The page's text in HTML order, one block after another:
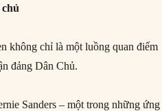
không chỉ là một luồng quan điểm
đảng Dân Chủ.
Sanders – một trong những ứng